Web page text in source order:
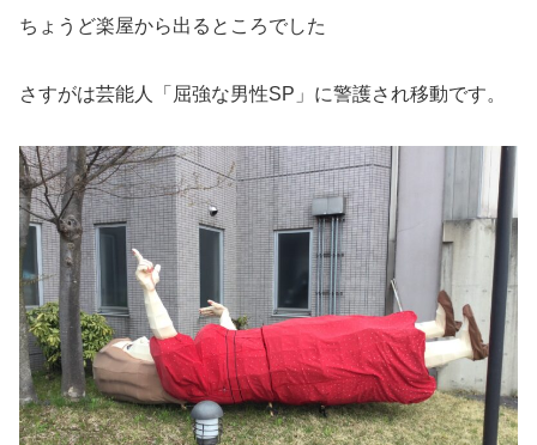
ちょうど楽屋から出るところでした
さすがは芸能人「屈強な男性SP」に警護され移動です。